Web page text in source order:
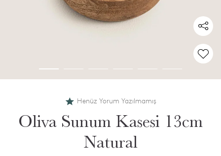
Henüz Yorum Yazılmamış
Oliva Sunum Kasesi 13cm
Natural